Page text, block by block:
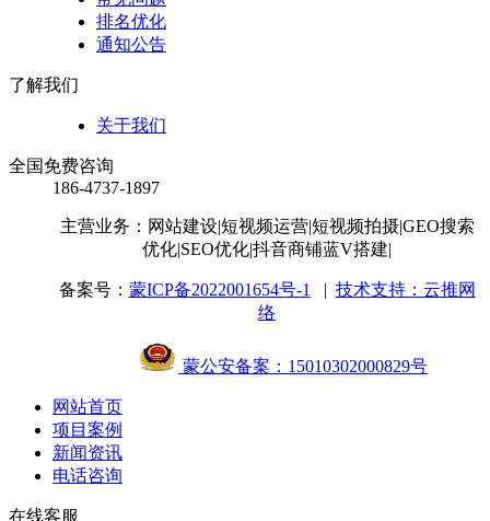
排名优化
通知公告
了解我们
关于我们
全国免费咨询
186-4737-1897
主营业务：网站建设|短视频运营|短视频拍摄|GEO搜索
优化|SEO优化|抖音商铺蓝V搭建|
备案号： 蒙ICP备2022001654号-1 | 技术支持：云推网
络
蒙公安备案：15010302000829号
网站首页
项目案例
新闻资讯
电话咨询
在线客服